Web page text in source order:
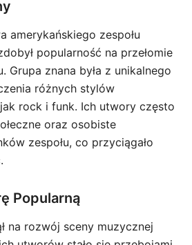
amerykańskiego zespołu
popularność na przełomie
Grupa znana była z unikalnego
różnych stylów
rock i funk. Ich utwory często
oraz osobiste
zespołu, co przyciągało
Popularną
na rozwój sceny muzycznej